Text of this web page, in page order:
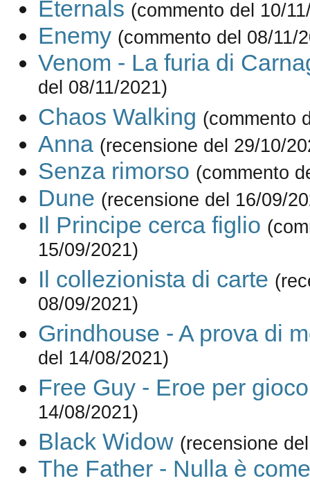
Eternals (commento del 10/
Enemy (commento del 08/11/
Venom - La furia di
del 08/11/2021)
Chaos Walking (commento
Anna (recensione del 29/10/
Senza rimorso (commento
Dune (recensione del 16/09/
Il Principe cerca figlio
15/09/2021)
Il collezionista di carte
08/09/2021)
Grindhouse - A prova di
del 14/08/2021)
Free Guy - Eroe per gioco
14/08/2021)
Black Widow (recensione
The Father - Nulla è